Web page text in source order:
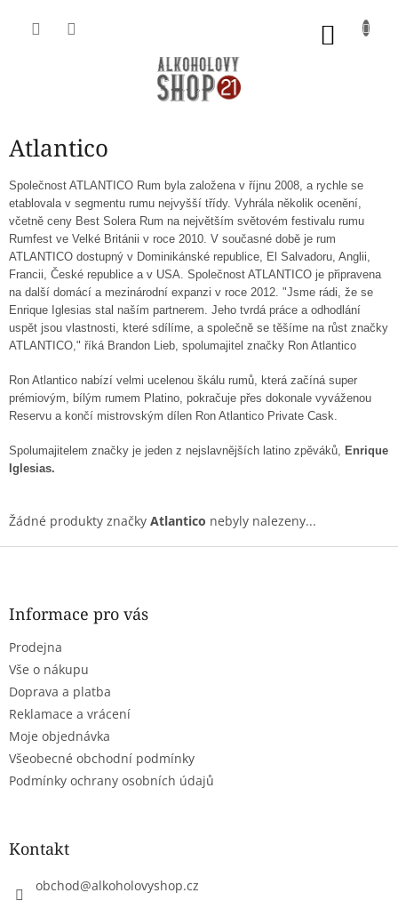
Atlantico
Společnost ATLANTICO Rum byla založena v říjnu 2008, a rychle se
etablovala v segmentu rumu nejvyšší třídy. Vyhrála několik ocenění,
včetně ceny Best Solera Rum na největším světovém festivalu rumu
Rumfest ve Velké Británii v roce 2010. V současné době je rum
ATLANTICO dostupný v Dominikánské republice, El Salvadoru, Anglii,
Francii, České republice a v USA. Společnost ATLANTICO je připravena
na další domácí a mezinárodní expanzi v roce 2012. "Jsme rádi, že se
Enrique Iglesias stal naším partnerem. Jeho tvrdá práce a odhodlání
uspět jsou vlastnosti, které sdílíme, a společně se těšíme na růst značky
ATLANTICO," říká Brandon Lieb, spolumajitel značky Ron Atlantico
Ron Atlantico nabízí velmi ucelenou škálu rumů, která začíná super
prémiovým, bílým rumem Platino, pokračuje přes dokonale vyváženou
Reservu a končí mistrovským dílen Ron Atlantico Private Cask.
Spolumajitelem značky je jeden z nejslavnějších latino zpěváků,
Enrique
Iglesias.
Žádné produkty značky Atlantico nebyly nalezeny...
Z
Informace pro vás
Prodejna
Vše o nákupu
Doprava a platba
Reklamace a vrácení
Moje objednávka
Všeobecné obchodní podmínky
Podmínky ochrany osobních údajů
Kontakt
obchod@alkoholovyshop.cz